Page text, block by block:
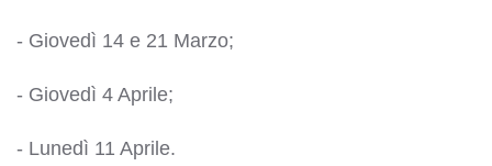
- Giovedì 14 e 21 Marzo;
- Giovedì 4 Aprile;
- Lunedì 11 Aprile.